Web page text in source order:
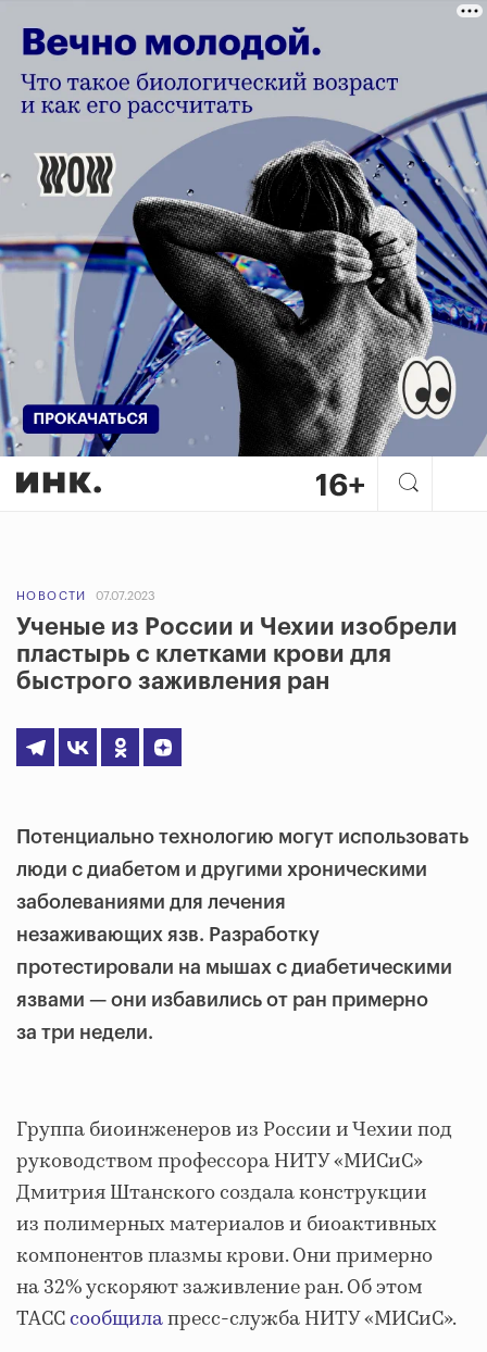
НОВОСТИ 07.07.2023
Ученые из России и Чехии изобрели
пластырь с клетками крови для
быстрого заживления ран
Потенциально технологию могут использовать
люди с диабетом и другими хроническими
заболеваниями для лечения
незаживающих язв. Разработку
протестировали на мышах с диабетическими
язвами — они избавились от ран примерно
за три недели.
Группа биоинженеров из России и Чехии под
руководством профессора НИТУ «МИСиС»
Дмитрия Штанского создала конструкции
из полимерных материалов и биоактивных
компонентов плазмы крови. Они примерно
на 32% ускоряют заживление ран. Об этом
ТАССсообщилапресс-служба НИТУ «МИСиС».